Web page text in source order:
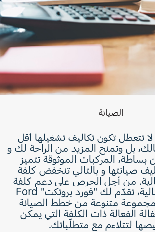
الصيانة
لا تتعطل تكون تكاليف تشغيلها أقل
بل وتمنح المزيد من الراحة لك و
بساطة، المركبات الموثوقة تتميز
صيانتها و بالتالي تنخفض كلفة
من أجل الحرص على دعم كلفة
الملكية الإجمالية، تقدّم لك "فورد بروتكت" Ford
PROTECT مجموعة متنوعة من خطط الصيانة
الفعالة ذات الكلفة التي يمكن
لتتلاءم مع متطلّباتك.